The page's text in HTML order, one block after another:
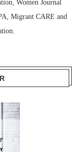
Women Journal
Migrant CARE and